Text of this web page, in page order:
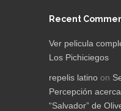
Recent
Ver pelicula
Los Pichiciegos
repelis latino on
Percepción
“Salvador” de